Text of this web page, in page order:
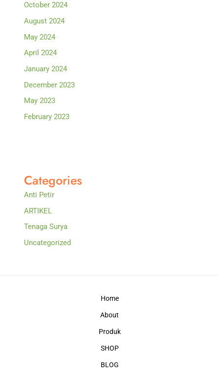
October 2024
August 2024
May 2024
April 2024
January 2024
December 2023
May 2023
February 2023
Categories
Anti Petir
ARTIKEL
Tenaga Surya
Uncategorized
Home
About
Produk
SHOP
BLOG